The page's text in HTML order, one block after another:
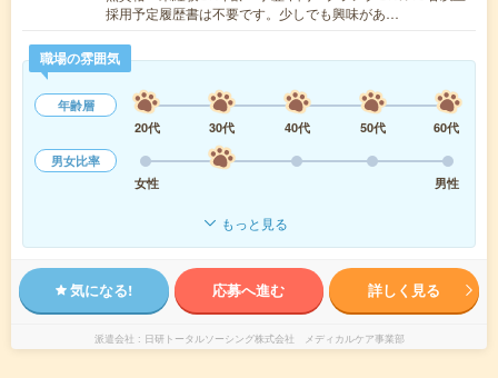
採用予定履歴書は不要です。少しでも興味があ…
職場の雰囲気
年齢層
20代
30代 40代 50代
60代
男女比率
女性
男性
もっと見る
気になる! 応募へ進む 詳しく見る
派遣会社 日研トータルソーシング株式会社 メディカルケア事業部